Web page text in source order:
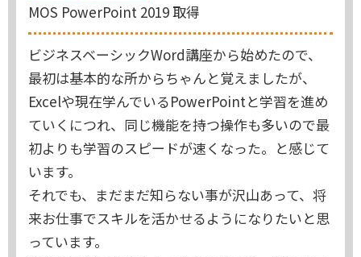
MOS PowerPoint 2019 取得
ビジネスベーシックWord講座から始めたので、
最初は基本的な所からちゃんと覚えましたが、
Excelや現在学んでいるPowerPointと学習を進め
ていくにつれ、同じ機能を持つ操作も多いので最
初よりも学習のスピードが速くなった。と感じて
います。
それでも、まだまだ知らない事が沢山あって、将
来お仕事でスキルを活かせるようになりたいと思
っています。